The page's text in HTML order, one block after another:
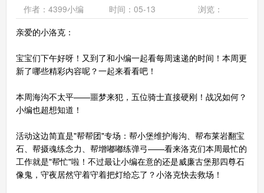
作者：4399小编 时间：05-13
浏览：
亲爱的小洛克：
宝宝们下午好呀！又到了和小编一起看每周速递的时间！本周更
新了哪些精彩内容呢？一起来看看吧！
本周海沟不太平——噩梦来犯，五位骑士直接硬刚！战况如何？
小编也超想知道！
活动这边简直是"帮帮团"专场：帮小堡维护海沟、帮布莱岩翻宝
石、帮摄魂练念力、帮增嘟嘟练弹弓——看来洛克们本周最忙的
工作就是"帮忙"啦！不过最让小编在意的还是威廉古堡那四尊石
像鬼，守夜居然守着守着把灯给忘了？小洛克快去救场！